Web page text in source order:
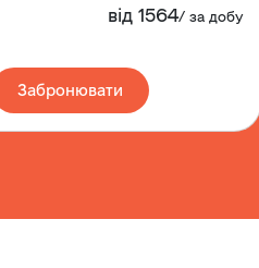
від 1564/за добу
Забронювати